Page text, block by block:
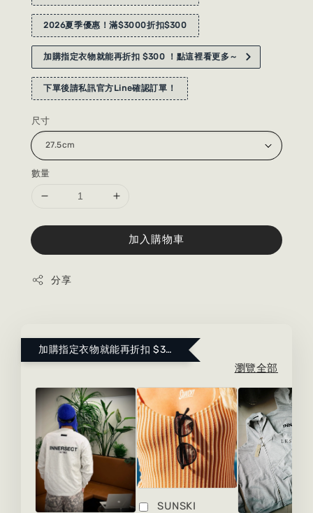
2026夏季優惠！滿$3000折扣$300
加購指定衣物就能再折扣 $300 ！點這裡看更多～
下單後請私訊官方Line確認訂單！
尺寸
數量
加入購物車
分享
加購指定衣物就能再折扣 $300 ！點這裡看更多～
瀏覽全部
SUNSKI